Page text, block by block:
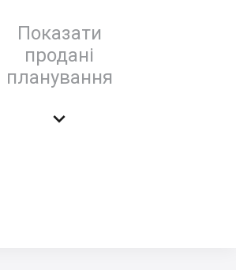
Показати
продані
планування
